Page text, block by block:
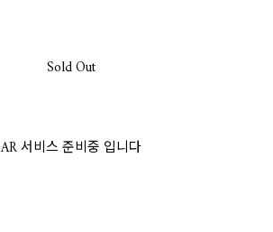
Sold Out
AR 서비스 준비중 입니다